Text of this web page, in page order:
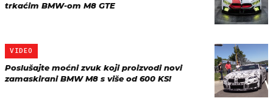
trkaćim BMW-om M8 GTE
VIDEO
Poslušajte moćni zvuk koji proizvodi novi
zamaskirani BMW M8 s više od 600 KS!